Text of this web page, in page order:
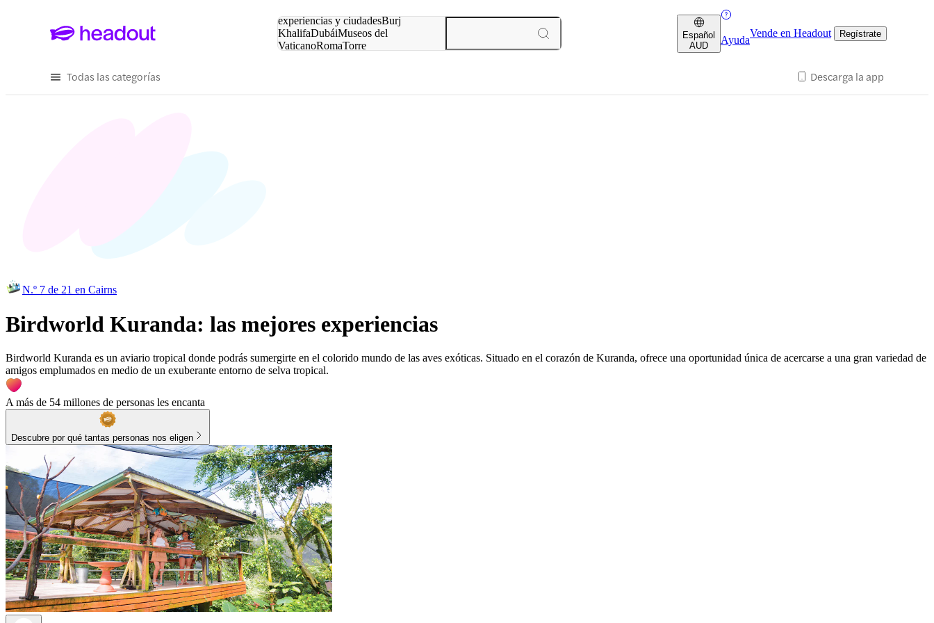
experiencias y ciudadesBurj
KhalifaDubáiMuseos del
VaticanoRomaTorre
Español
AUD
Ayuda
Vende en Headout Regístrate
Todas las categorías Descarga la app
N.º 7 de 21 en Cairns
Birdworld Kuranda: las mejores experiencias
Birdworld Kuranda es un aviario tropical donde podrás sumergirte en el colorido mundo de las aves exóticas. Situado en el corazón de Kuranda, ofrece una oportunidad única de acercarse a una gran variedad de
amigos emplumados en medio de un exuberante entorno de selva tropical.
A más de 54 millones de personas les encanta
Descubre por qué tantas personas nos eligen